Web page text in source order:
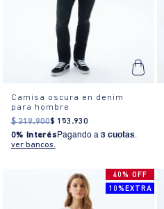
Camisa oscura en denim
para hombre
$ 219.900$ 153 .930
0% Interés Pagando a 3 cuotas.
ver bancos.
40% OFF
10%EXTRA